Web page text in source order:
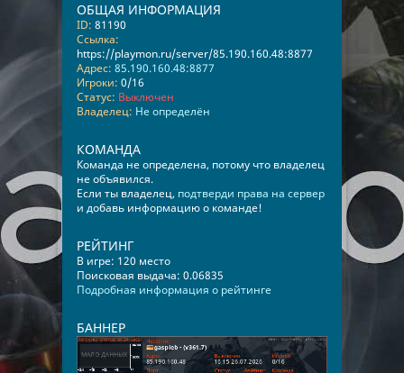
ОБЩАЯ ИНФОРМАЦИЯ
ID: 81190
Ссылка:
https://playmon.ru/server/85.190.160.48:8877
Адрес: 85.190.160.48:8877
Игроки: 0/16
Статус: Выключен
Владелец: Не определён
КОМАНДА
Команда не определена, потому что владелец
не объявился.
Если ты владелец, подтверди права на сервер
и добавь информацию о команде!
РЕЙТИНГ
В игре: 120 место
Поисковая выдача: 0.06835
Подробная информация о рейтинге
БАННЕР